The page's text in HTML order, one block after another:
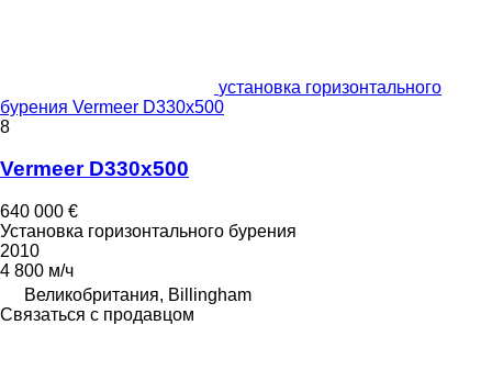
установка горизонтального
бурения Vermeer D330x500
8
Vermeer D330x500
640 000 €
Установка горизонтального бурения
2010
4 800 м/ч
Великобритания, Billingham
Связаться с продавцом